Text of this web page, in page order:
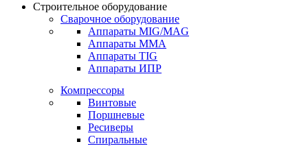
Строительное оборудование
Сварочное оборудование
Аппараты MIG/MAG
Аппараты MMA
Аппараты TIG
Аппараты ИПР
Компрессоры
Винтовые
Поршневые
Ресиверы
Спиральные